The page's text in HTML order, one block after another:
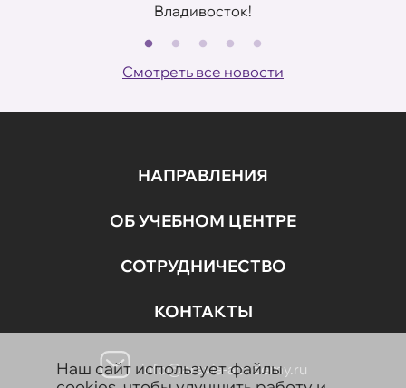
Владивосток!
Смотреть все новости
НАПРАВЛЕНИЯ
ОБ УЧЕБНОМ ЦЕНТРЕ
СОТРУДНИЧЕСТВО
КОНТАКТЫ
info@aravia-academy.ru
Наш сайт использует файлы